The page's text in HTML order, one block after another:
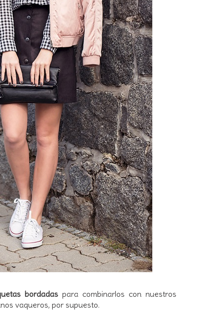
bordadaspara combinarlos con nuestros
vaqueros, por supuesto.